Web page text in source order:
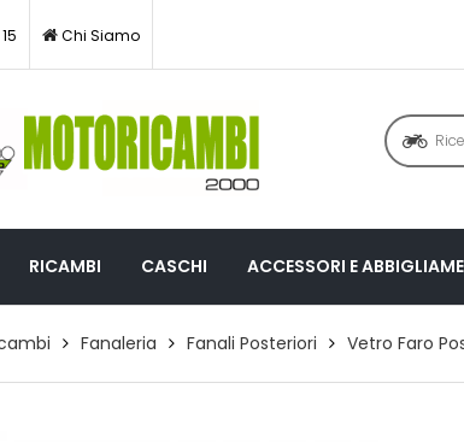
Chi Siamo
RICAMBI CASCHI ACCESSORI E
Fanaleria Fanali Posteriori Vetro Faro